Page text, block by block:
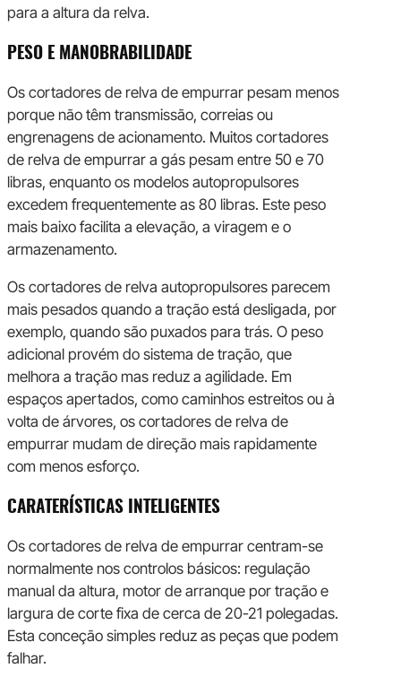
para a altura da relva.
PESO E MANOBRABILIDADE
Os cortadores de relva de empurrar pesam menos
porque não têm transmissão, correias ou
engrenagens de acionamento. Muitos cortadores
de relva de empurrar a gás pesam entre 50 e 70
libras, enquanto os modelos autopropulsores
excedem frequentemente as 80 libras. Este peso
mais baixo facilita a elevação, a viragem e o
armazenamento.
Os cortadores de relva autopropulsores parecem
mais pesados quando a tração está desligada, por
exemplo, quando são puxados para trás. O peso
adicional provém do sistema de tração, que
melhora a tração mas reduz a agilidade. Em
espaços apertados, como caminhos estreitos ou à
volta de árvores, os cortadores de relva de
empurrar mudam de direção mais rapidamente
com menos esforço.
CARATERÍSTICAS INTELIGENTES
Os cortadores de relva de empurrar centram-se
normalmente nos controlos básicos: regulação
manual da altura, motor de arranque por tração e
largura de corte fixa de cerca de 20-21 polegadas.
Esta conceção simples reduz as peças que podem
falhar.